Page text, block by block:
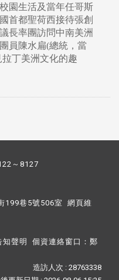
園生活及當年任哥斯
首都聖荷西接待張創
長率團訪問中南美洲
員陳水扁(總統，當
丁美洲文化的趣
～8127
199巷5號506室 網頁維
知聲明 個資連絡窗口： 鄭
造訪人次 : 28763338